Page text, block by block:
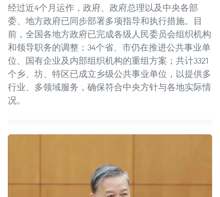
经过近4个月运作，政府、政府总理以及中央各部
委、地方政府已同步部署多项指导和执行措施。目
前，全国各地方政府已完成各级人民委员会组织机构
和领导职务的调整；34个省、市仍在推进公共事业单
位、国有企业及内部组织机构的重组方案；共计3321
个乡、坊、特区已成立乡级公共事业单位，以提供多
行业、多领域服务，确保符合中央方针与各地实际情
况。